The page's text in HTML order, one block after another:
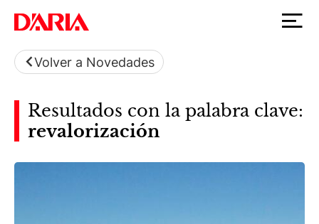
Volver a Novedades
Resultados con la palabra clave:
revalorización